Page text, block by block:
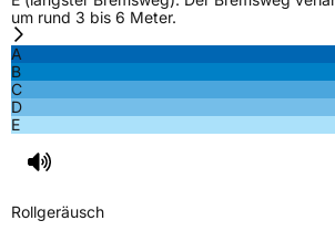
Nasshaftung B
Fahrzeugklasse
3PMSF / Schneeflockensymbol / Alpine-
um rund 3 bis 6 Meter.
A
B
C
D
E
Rollgeräusch